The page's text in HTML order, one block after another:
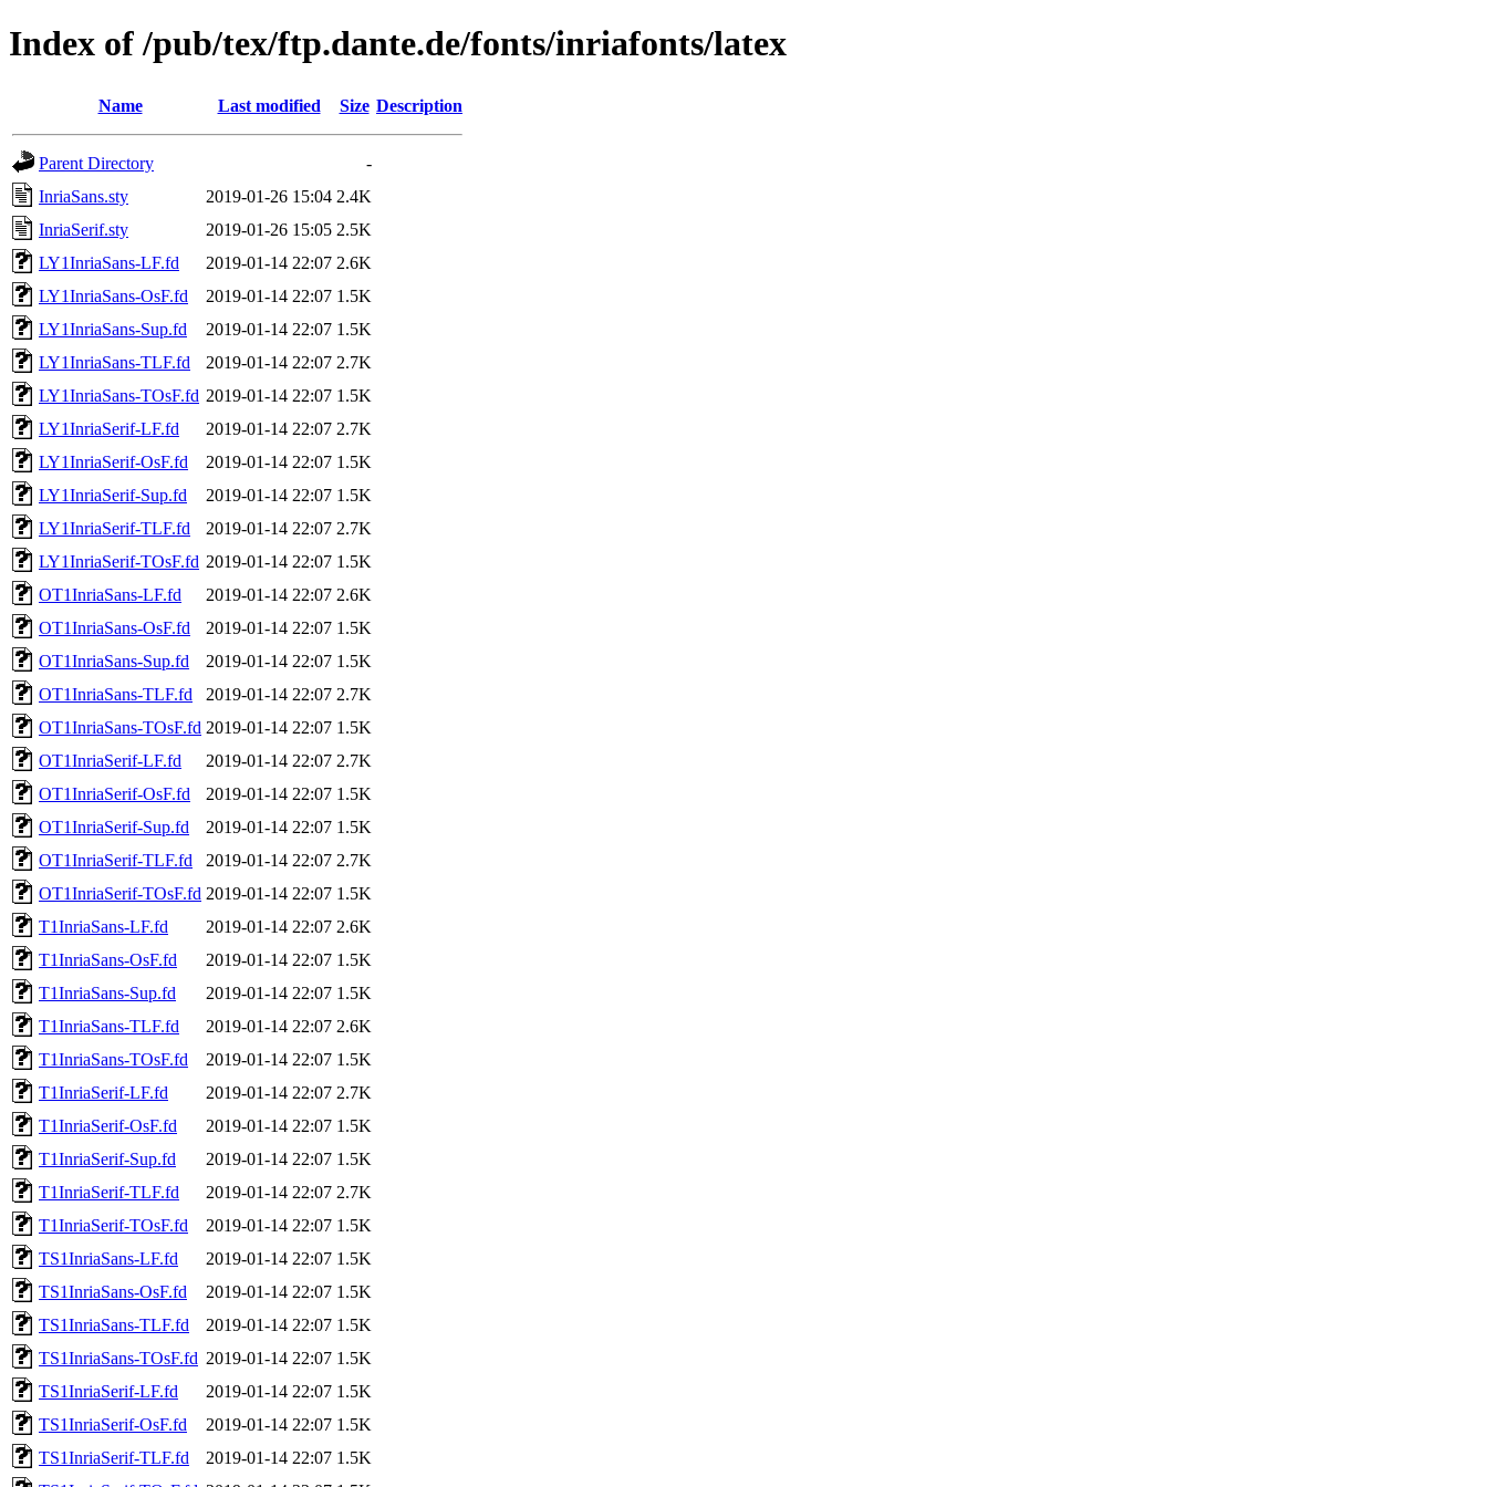
Index of /pub/tex/ftp.dante.de/fonts/inriafonts/latex
Name Last modified Size Description
Parent Directory
-
InriaSans.sty
2019-01-26 15:04 2.4K
InriaSerif.sty
2019-01-26 15:05 2.5K
LY1InriaSans-LF.fd
2019-01-14 22:07 2.6K
LY1InriaSans-OsF.fd
2019-01-14 22:07 1.5K
LY1InriaSans-Sup.fd
2019-01-14 22:07 1.5K
LY1InriaSans-TLF.fd
2019-01-14 22:07 2.7K
LY1InriaSans-TOsF.fd 2019-01-14 22:07 1.5K
LY1InriaSerif-LF.fd
2019-01-14 22:07 2.7K
LY1InriaSerif-OsF.fd
2019-01-14 22:07 1.5K
LY1InriaSerif-Sup.fd
2019-01-14 22:07 1.5K
LY1InriaSerif-TLF.fd
2019-01-14 22:07 2.7K
LY1InriaSerif-TOsF.fd 2019-01-14 22:07 1.5K
OT1InriaSans-LF.fd
2019-01-14 22:07 2.6K
OT1InriaSans-OsF.fd
2019-01-14 22:07 1.5K
OT1InriaSans-Sup.fd
2019-01-14 22:07 1.5K
OT1InriaSans-TLF.fd
2019-01-14 22:07 2.7K
OT1InriaSans-TOsF.fd 2019-01-14 22:07 1.5K
OT1InriaSerif-LF.fd
2019-01-14 22:07 2.7K
OT1InriaSerif-OsF.fd
2019-01-14 22:07 1.5K
OT1InriaSerif-Sup.fd
2019-01-14 22:07 1.5K
OT1InriaSerif-TLF.fd
2019-01-14 22:07 2.7K
OT1InriaSerif-TOsF.fd 2019-01-14 22:07 1.5K
T1InriaSans-LF.fd
2019-01-14 22:07 2.6K
T1InriaSans-OsF.fd
2019-01-14 22:07 1.5K
T1InriaSans-Sup.fd
2019-01-14 22:07 1.5K
T1InriaSans-TLF.fd
2019-01-14 22:07 2.6K
T1InriaSans-TOsF.fd
2019-01-14 22:07 1.5K
T1InriaSerif-LF.fd
2019-01-14 22:07 2.7K
T1InriaSerif-OsF.fd
2019-01-14 22:07 1.5K
T1InriaSerif-Sup.fd
2019-01-14 22:07 1.5K
T1InriaSerif-TLF.fd
2019-01-14 22:07 2.7K
T1InriaSerif-TOsF.fd
2019-01-14 22:07 1.5K
TS1InriaSans-LF.fd
2019-01-14 22:07 1.5K
TS1InriaSans-OsF.fd
2019-01-14 22:07 1.5K
TS1InriaSans-TLF.fd
2019-01-14 22:07 1.5K
TS1InriaSans-TOsF.fd 2019-01-14 22:07 1.5K
TS1InriaSerif-LF.fd
2019-01-14 22:07 1.5K
TS1InriaSerif-OsF.fd
2019-01-14 22:07 1.5K
TS1InriaSerif-TLF.fd
2019-01-14 22:07 1.5K